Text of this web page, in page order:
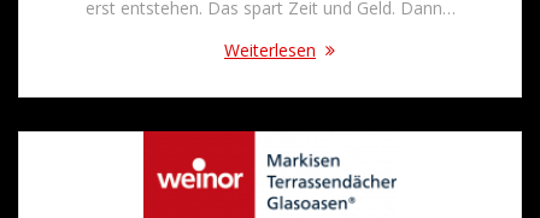
erst entstehen. Das spart Zeit und Geld. Dann…
Weiterlesen